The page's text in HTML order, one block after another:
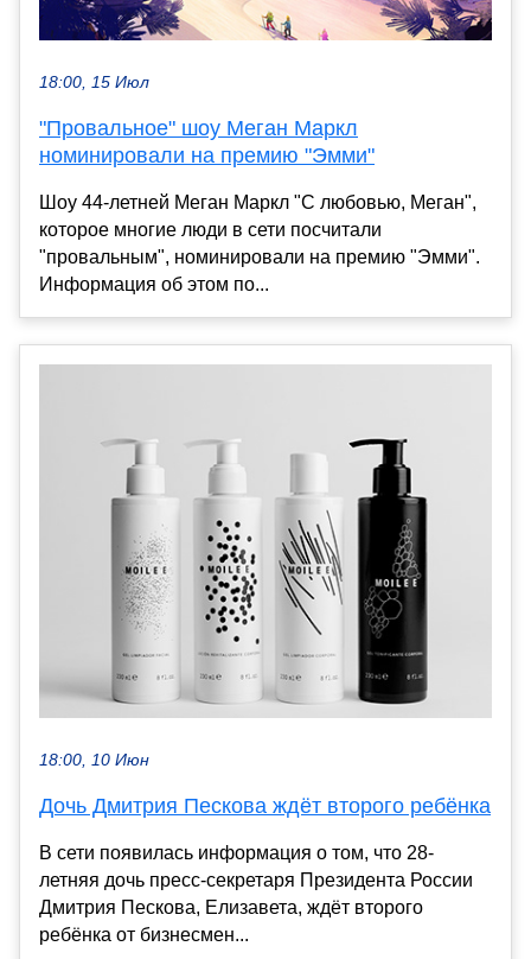
18:00, 15 Июл
"Провальное" шоу Меган Маркл
номинировали на премию "Эмми"
Шоу 44-летней Меган Маркл "С любовью, Меган",
которое многие люди в сети посчитали
"провальным", номинировали на премию "Эмми".
Информация об этом по...
18:00, 10 Июн
Дочь Дмитрия Пескова ждёт второго ребёнка
В сети появилась информация о том, что 28-
летняя дочь пресс-секретаря Президента России
Дмитрия Пескова, Елизавета, ждёт второго
ребёнка от бизнесмен...